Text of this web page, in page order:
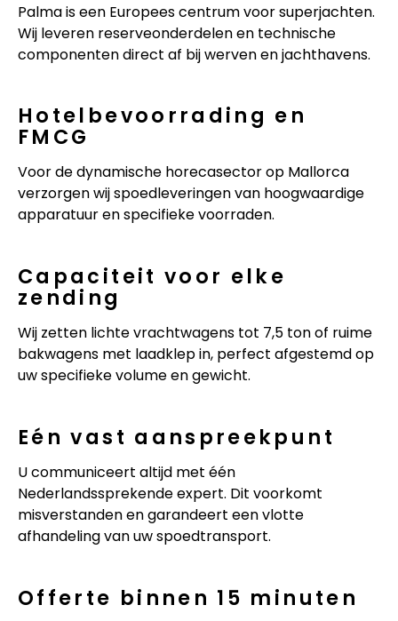
Palma is een Europees centrum voor superjachten.
Wij leveren reserveonderdelen en technische
componenten direct af bij werven en jachthavens.
Hotelbevoorrading en
FMCG
Voor de dynamische horecasector op Mallorca
verzorgen wij spoedleveringen van hoogwaardige
apparatuur en specifieke voorraden.
Capaciteit voor elke
zending
Wij zetten lichte vrachtwagens tot 7,5 ton of ruime
bakwagens met laadklep in, perfect afgestemd op
uw specifieke volume en gewicht.
Eén vast aanspreekpunt
U communiceert altijd met één
Nederlandssprekende expert. Dit voorkomt
misverstanden en garandeert een vlotte
afhandeling van uw spoedtransport.
Offerte binnen 15 minuten